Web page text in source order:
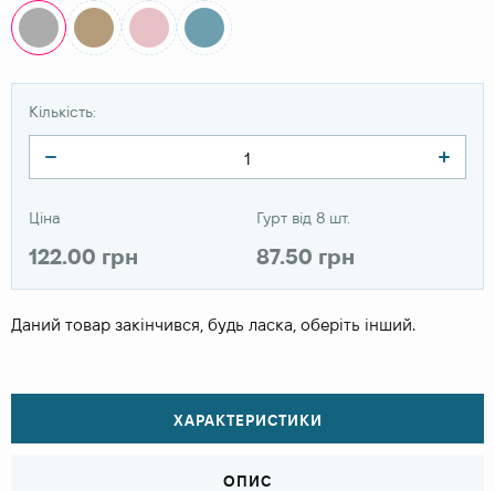
Кількість:
Ціна
122.00 грн
Гурт від 8 шт.
87.50 грн
Даний товар закінчився, будь ласка, оберіть інший.
ХАРАКТЕРИСТИКИ
ОПИС